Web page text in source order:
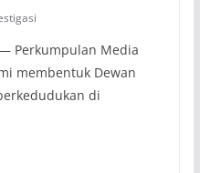
Perkumpulan Media
membentuk Dewan
di